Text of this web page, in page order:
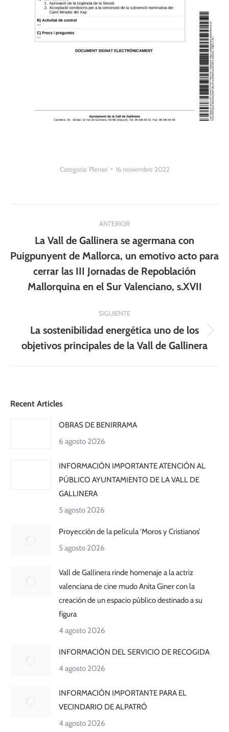
Categoría: Plenari 16 noviembre 2022
entre
publicaciones
ANTERIOR
Publicación
anterior:
La Vall de Gallinera se agermana con
Puigpunyent de Mallorca, un emotivo acto para
cerrar las III Jornadas de Repoblación
Mallorquina en el Sur Valenciano, s.XVII
SIGUIENTE
Publicación
siguiente:
La sostenibilidad energética uno de los
objetivos principales de la Vall de Gallinera
Recent Articles
OBRAS DE BENIRRAMA
6 agosto 2026
INFORMACIÓN IMPORTANTE ATENCIÓN AL
PÚBLICO AYUNTAMIENTO DE LA VALL DE
GALLINERA
5 agosto 2026
Proyección de la película ‘Moros y Cristianos’
5 agosto 2026
Vall de Gallinera rinde homenaje a la actriz
valenciana de cine mudo Anita Giner con la
creación de un espacio público destinado a su
figura
4 agosto 2026
INFORMACIÓN DEL SERVICIO DE RECOGIDA
4 agosto 2026
INFORMACIÓN IMPORTANTE PARA EL
VECINDARIO DE ALPATRÓ
4 agosto 2026